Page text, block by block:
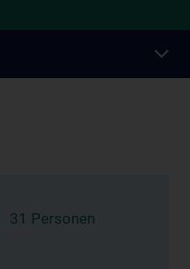
31 Personen